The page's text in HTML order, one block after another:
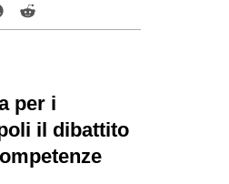
per i
il dibattito